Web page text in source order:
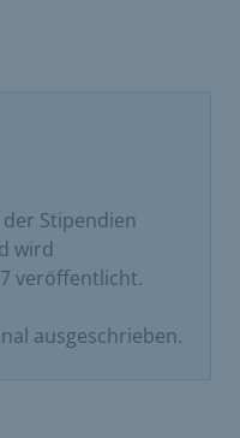
Stipendien
wird
veröffentlicht.
ausgeschrieben.